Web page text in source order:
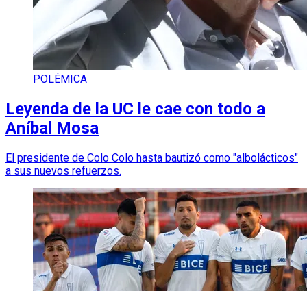
POLÉMICA
Leyenda de la UC le cae con todo a
Aníbal Mosa
El presidente de Colo Colo hasta bautizó como "albolácticos"
a sus nuevos refuerzos.